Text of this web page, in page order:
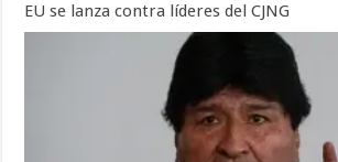
EU se lanza contra líderes del CJNG